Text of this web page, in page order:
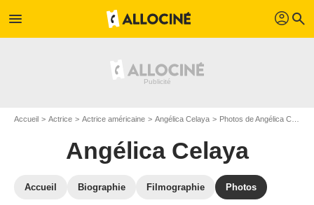
menu profil search
Accueil Actrice Actrice américaine Angélica Celaya Photos de Angélica Celaya
Angélica Celaya
Accueil Biographie Filmographie Photos